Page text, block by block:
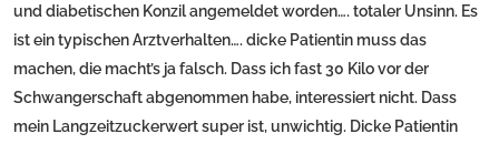
und diabetischen Konzil angemeldet worden…. totaler Unsinn. Es
ist ein typischen Arztverhalten…. dicke Patientin muss das
machen, die macht’s ja falsch. Dass ich fast 30 Kilo vor der
Schwangerschaft abgenommen habe, interessiert nicht. Dass
mein Langzeitzuckerwert super ist, unwichtig. Dicke Patientin